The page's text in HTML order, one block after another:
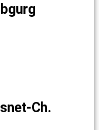
Ch.